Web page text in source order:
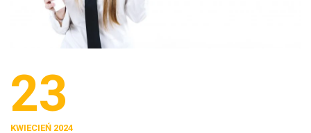
23
KWIECIEŃ 2024